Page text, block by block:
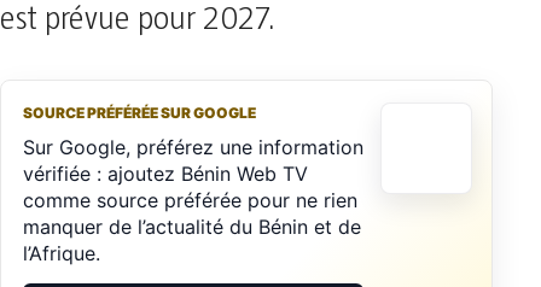
est prévue pour 2027.
SOURCE PRÉFÉRÉE SUR GOOGLE
Sur Google, préférez une information
vérifiée : ajoutez Bénin Web TV
comme source préférée pour ne rien
manquer de l’actualité du Bénin et de
l’Afrique.